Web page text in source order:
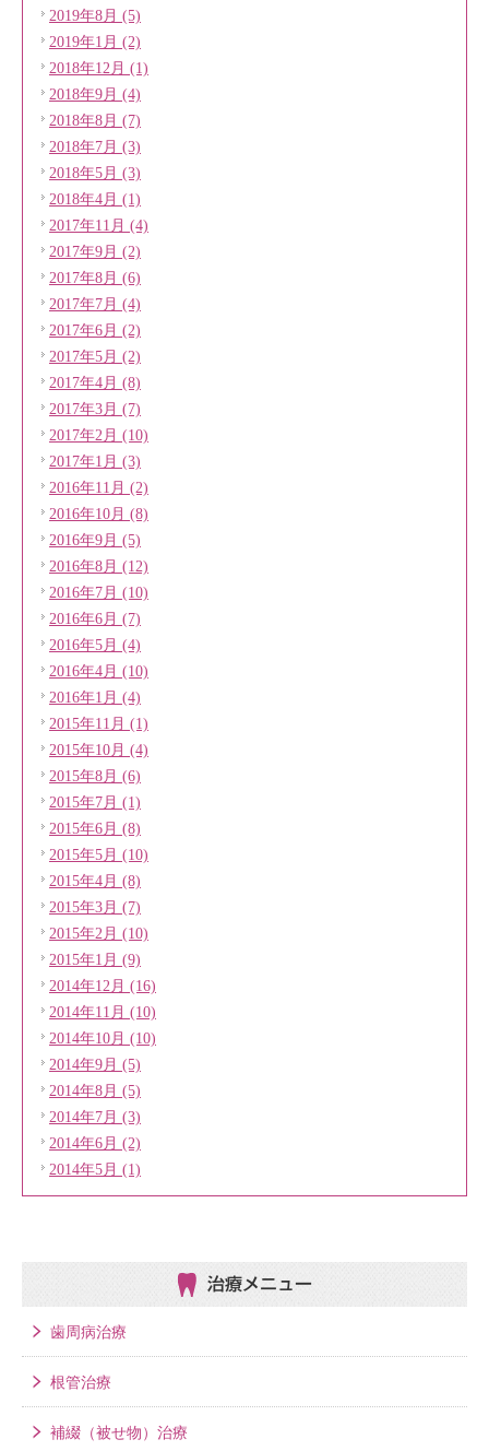
2019年8月 (5)
2019年1月 (2)
2018年12月 (1)
2018年9月 (4)
2018年8月 (7)
2018年7月 (3)
2018年5月 (3)
2018年4月 (1)
2017年11月 (4)
2017年9月 (2)
2017年8月 (6)
2017年7月 (4)
2017年6月 (2)
2017年5月 (2)
2017年4月 (8)
2017年3月 (7)
2017年2月 (10)
2017年1月 (3)
2016年11月 (2)
2016年10月 (8)
2016年9月 (5)
2016年8月 (12)
2016年7月 (10)
2016年6月 (7)
2016年5月 (4)
2016年4月 (10)
2016年1月 (4)
2015年11月 (1)
2015年10月 (4)
2015年8月 (6)
2015年7月 (1)
2015年6月 (8)
2015年5月 (10)
2015年4月 (8)
2015年3月 (7)
2015年2月 (10)
2015年1月 (9)
2014年12月 (16)
2014年11月 (10)
2014年10月 (10)
2014年9月 (5)
2014年8月 (5)
2014年7月 (3)
2014年6月 (2)
2014年5月 (1)
治療メニュー
歯周病治療
根管治療
補綴（被せ物）治療